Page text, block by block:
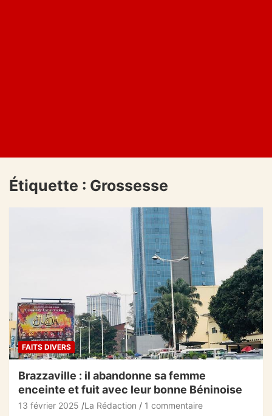
Étiquette : Grossesse
FAITS DIVERS
Brazzaville : il abandonne sa femme
enceinte et fuit avec leur bonne Béninoise
13 février 2025 La Rédaction 1 commentaire